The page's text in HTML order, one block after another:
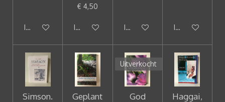
In winkelwagen
€ 4,50
In winkelwagenIn winkelwagenIn winkelwagen
Simson.
Geplant
Uitverkocht
God
Haggai,